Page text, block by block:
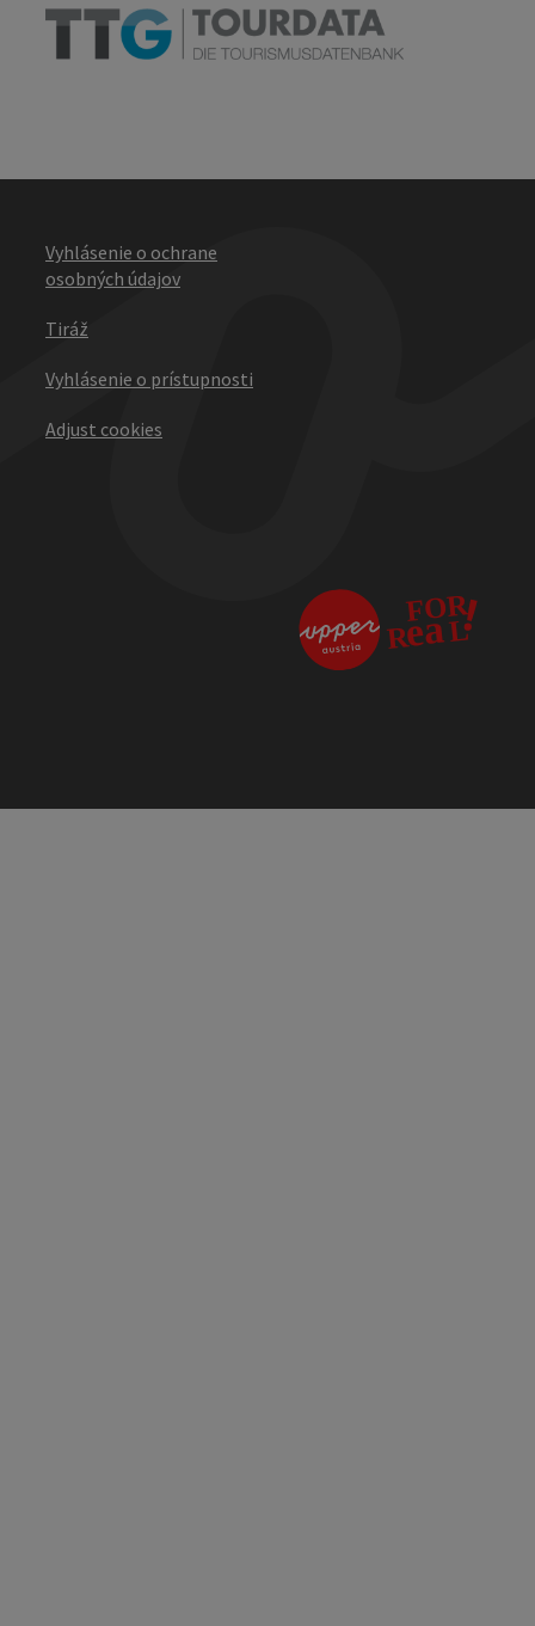
Vyhlásenie o ochrane
osobných údajov
Tiráž
Vyhlásenie o prístupnosti
Adjust cookies